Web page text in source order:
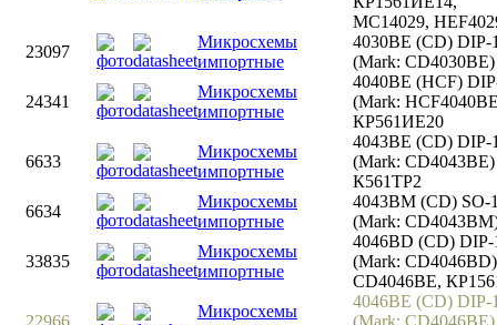
MC14029,
23097
Микросхемы
импортные
4030BE (CD) DIP-
(Mark: CD4030BE)
24341
Микросхемы
импортные
4040BE (HCF)
(Mark:
КР561ИЕ20
6633
Микросхемы
импортные
4043BE (CD) DIP-
(Mark:
К561ТР2
6634
Микросхемы
импортные
4043BM (CD) SO-
(Mark:
33835
Микросхемы
импортные
4046BD (CD) DIP-
(Mark:
CD4046BE,
22966
Микросхемы
4046BE (CD) DIP-
(Mark: